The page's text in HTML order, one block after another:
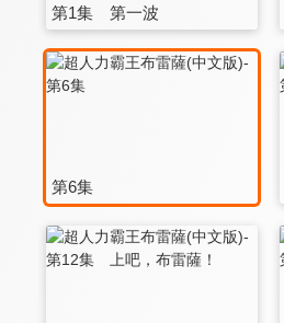
第1集 第一波
第6集